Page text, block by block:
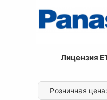
Лицензия
Розничная цена: